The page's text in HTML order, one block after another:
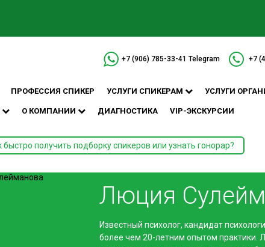
+7 (906) 785-33-41 Telegram +7
ПРОФЕССИЯ СПИКЕР УСЛУГИ СПИКЕРАМ УСЛУГИ
О КОМПАНИИ ДИАГНОСТИКА VIP-ЭКСКУРСИИ
быстро получить подборку спикеров или узнать гонорар?
Люция
Известный психолог, кандидат
более чем 20-летним опытом практики.